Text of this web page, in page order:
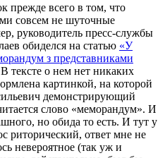
прежде всего в том, что
совсем не шуточные
руководитель пресс-службы
обиделся на статью «У
з представниками
тексте о нем нет никаких
картинкой, на которой
демонстрирующий
слово «меморандум». И
но обида то есть. И тут у
риторический, ответ мне не
невероятное (так уж и